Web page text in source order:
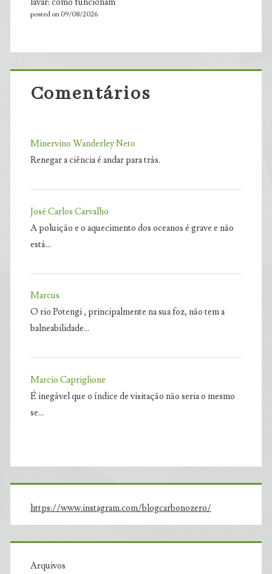
posted on 09/08/2026
Comentários
Minervino Wanderley Neto
Renegar a ciência é andar para trás.
José Carlos Carvalho
A poluição e o aquecimento dos oceanos é grave e não
está…
Marcus
O rio Potengi , principalmente na sua foz, não tem a
balneabilidade…
Marcio Capriglione
É inegável que o índice de visitação não seria o mesmo
se…
https://www.instagram.com/blogcarbonozero/
Arquivos